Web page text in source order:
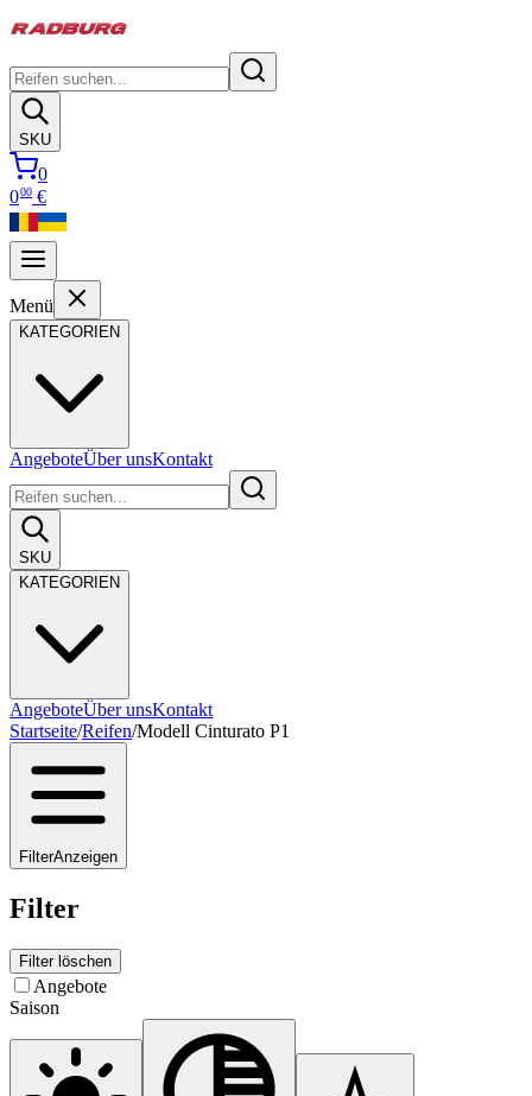
SKU
0
000 €
Menü
KATEGORIEN
AngeboteÜber unsKontakt
SKU
KATEGORIEN
AngeboteÜber unsKontakt
Startseite/Reifen/Modell Cinturato P1
FilterAnzeigen
Filter
Filter löschen
Angebote
Saison